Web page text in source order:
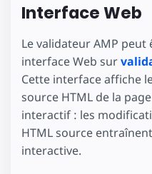
Interface Web
Le validateur AMP
interface Web sur
Cette interface affiche
source HTML de la
interactif : les
HTML source
interactive.